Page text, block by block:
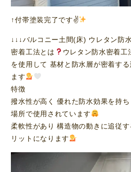
↑付帯塗装完了です✌
↓↓↓バルコニー土間(床) ウレタン防
密着工法とは
ウレタン防水密着
を使用して 基材と防水層が密着す
ます
特徴
撥水性が高く 優れた防水効果を持
場所で使用されています
柔軟性があり 構造物の動きに追従
リットになります